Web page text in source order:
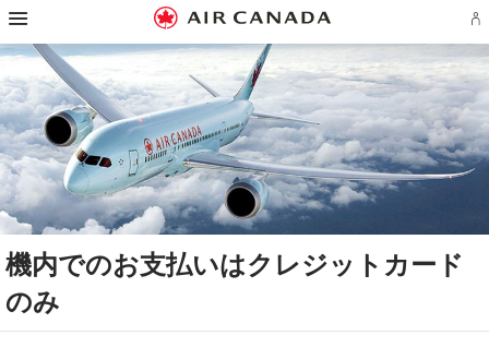
ス
ッ
プ
し
て
ホ
ー
ム
ペ
ー
ジ
へ
ス
ッ
プ
し
て
主
要
コ
ン
テ
ン
ツ
へ
ス
ッ
プ
し
て
主
要
コ
ン
テ
ン
ツ
へ
ス
ッ
プ
し
て
検
索
フ
ィ
ー
ル
ド
へ
ス
ッ
プ
し
て
フ
ッ
タ
ー
リ
ン
ク
へ
ス
ッ
プ
し
て
サ
イ
ト
マ
ッ
プ
へ
ス
ッ
プ
し
て
お
問
い
合
わ
せ
先
へ
ア
エ
ロ
プ
ン
ア
カ
ウ
ン
作
機内でのお支払いはクレジットカード
のみ